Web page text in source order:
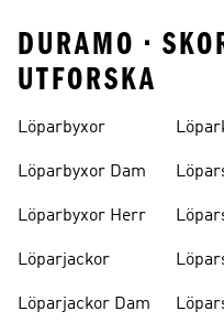
DURAMO •
UTFORSKA
Löparbyxor
Löparbyxor Dam
Löparbyxor Herr
Löparjackor
Löparjackor Dam